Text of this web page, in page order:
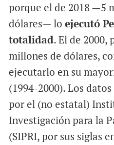
porque el de 2018 —5
dólares— lo ejecutó
totalidad. El de 2000,
millones de dólares,
ejecutarlo en su
(1994-2000). Los
por el (no estatal)
Investigación para la
(SIPRI, por sus siglas